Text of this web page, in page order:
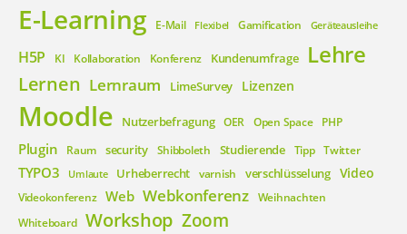
E-Learning E-Mail Flexibel Gamification Geräteausleihe
H5P KI Kollaboration Konferenz Kundenumfrage Lehre
Lernen Lernraum LimeSurvey Lizenzen
Moodle Nutzerbefragung OER Open Space PHP
Plugin Raum security Shibboleth Studierende Tipp Twitter
TYPO3 Umlaute Urheberrecht varnish verschlüsselung Video
Videokonferenz Web Webkonferenz Weihnachten
Whiteboard Workshop Zoom